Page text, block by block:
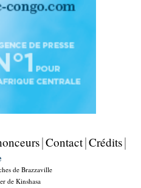
Contact Crédits
de Brazzaville
de Kinshasa